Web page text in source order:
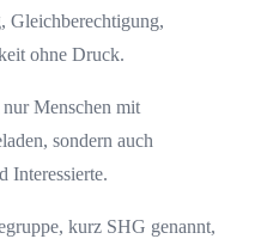
Gleichberechtigung,
ohne Druck.
Menschen mit
sondern auch
Interessierte.
kurz SHG genannt,